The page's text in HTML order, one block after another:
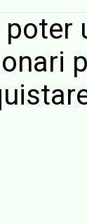
poter